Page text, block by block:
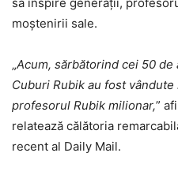
moștenirii sale.
„Acum, sărbătorind cei 50
Cuburi Rubik au fost
profesorul Rubik milionar,”
relatează călătoria
recent al Daily Mail.